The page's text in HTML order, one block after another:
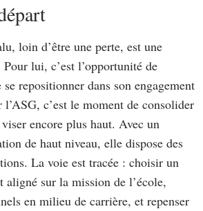
loin d’être une perte, est une
lui, c’est l’opportunité de
repositionner dans son engagement
c’est le moment de consolider
encore plus haut. Avec un
de haut niveau, elle dispose des
La voie est tracée : choisir un
aligné sur la mission de l’école,
en milieu de carrière, et repenser